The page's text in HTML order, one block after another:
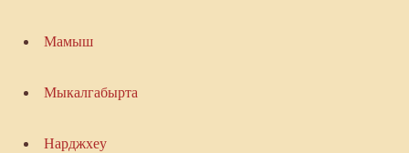
Мамыш
Мыкалгабырта
Нарджхеу